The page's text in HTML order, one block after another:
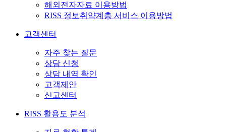
해외전자자료 이용방법
RISS 정보취약계층 서비스 이용방법
고객센터
자주 찾는 질문
상담 신청
상담 내역 확인
고객제안
신고센터
RISS 활용도 분석